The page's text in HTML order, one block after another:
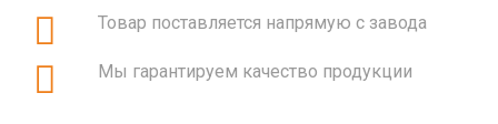
Товар поставляется напрямую с завода
Мы гарантируем качество продукции